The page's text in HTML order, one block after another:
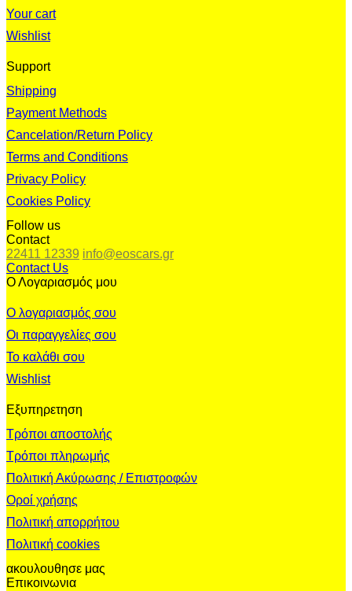
Your cart
Wishlist
Support
Shipping
Payment Methods
Cancelation/Return Policy
Terms and Conditions
Privacy Policy
Cookies Policy
Follow us
Contact
22411 12339 info@eoscars.gr
Contact Us
Ο Λογαριασμός μου
Ο λογαριασμός σου
Οι παραγγελίες σου
Το καλάθι σου
Wishlist
Εξυπηρετηση
Τρόποι αποστολής
Τρόποι πληρωμής
Πολιτική Ακύρωσης / Επιστροφών
Οροί χρήσης
Πολιτική απορρήτου
Πολιτική cookies
ακουλουθησε μας
Επικοινωνια